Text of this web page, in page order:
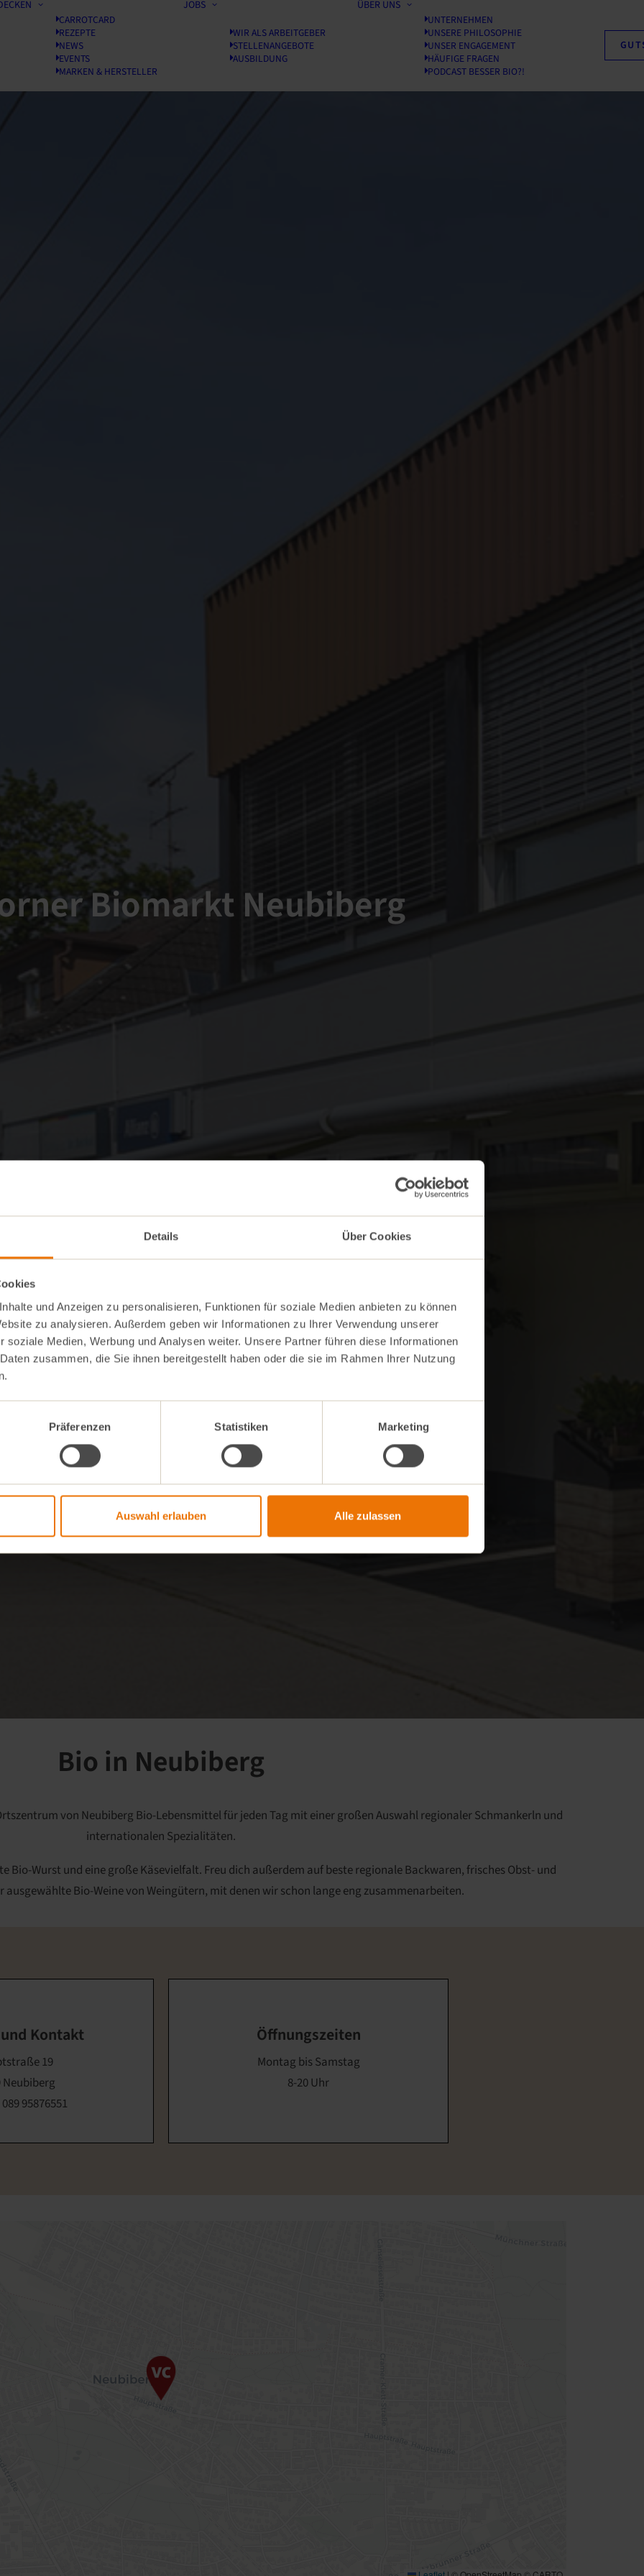
Details Über Cookies
und Anzeigen zu personalisieren, Funktionen für soziale Medien anbieten zu können
zu analysieren. Außerdem geben wir Informationen zu Ihrer Verwendung unserer
soziale Medien, Werbung und Analysen weiter. Unsere Partner führen diese Informationen
zusammen, die Sie ihnen bereitgestellt haben oder die sie im Rahmen Ihrer Nutzung
Präferenzen Statistiken Marketing
Auswahl erlauben Alle zulassen
CARROTCARD
REZEPTE
NEWS
EVENTS
MARKEN & HERSTELLER
JOBS
WIR ALS ARBEITGEBER
STELLENANGEBOTE
AUSBILDUNG
ÜBER UNS
UNTERNEHMEN
UNSERE PHILOSOPHIE
UNSER ENGAGEMENT
HÄUFIGE FRAGEN
PODCAST BESSER BIO?!
Biomarkt Neubiberg
Bio in Neubiberg
von Neubiberg Bio-Lebensmittel für jeden Tag mit einer großen Auswahl regionaler Schmankerln und
internationalen Spezialitäten.
Bio-Wurst und eine große Käsevielfalt. Freu dich außerdem auf beste regionale Backwaren, frisches Obst- und
ausgewählte Bio-Weine von Weingütern, mit denen wir schon lange eng zusammenarbeiten.
Kontakt
19
Neubiberg
089 95876551
Öffnungszeiten
Montag bis Samstag
8-20 Uhr